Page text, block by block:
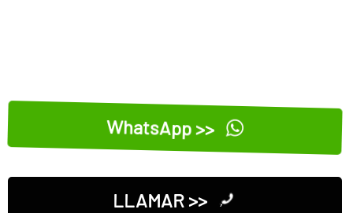
WhatsApp >>
LLAMAR >>